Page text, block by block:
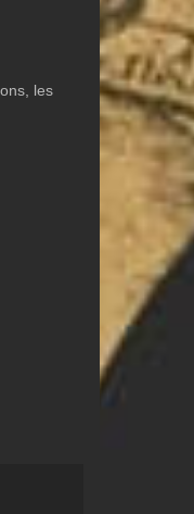
les